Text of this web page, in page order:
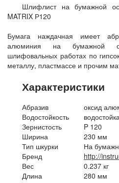
Шлифлист на бумажной
MATRIX Р120
Бумага наждачная имеет
алюминия на бумажной
шлифовальных работах по
металлу, пластмассе и прочим
Характеристики
Абразив
оксид
Водостойкость
Зернистость
P 120
Ширина
230 мм
Тип шкурки
На
Бренд
http://
Вес
0.237 кг
Длина
280 мм